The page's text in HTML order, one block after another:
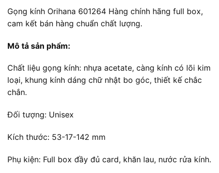
Gọng kính Orihana 601264 Hàng chính hãng full box,
cam kết bán hàng chuẩn chất lượng.
Mô tả sản phẩm:
Chất liệu gọng kính: nhựa acetate, càng kính có lõi kim
loại, khung kính dáng chữ nhật bo góc, thiết kế chắc
chắn.
Đối tượng: Unisex
Kích thước: 53-17-142 mm
Phụ kiện: Full box đầy đủ card, khăn lau, nước rửa kính.